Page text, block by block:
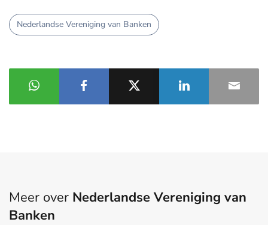
Nederlandse Vereniging van Banken
Meer over Nederlandse Vereniging van
Banken